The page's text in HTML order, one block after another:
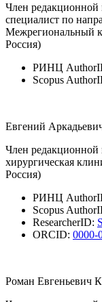
Член редакционной
специалист по
Межрегиональный
Россия)
РИНЦ
Scopus
Евгений
Член редакционной
хирургическая
Россия)
РИНЦ
Scopus
ResearcherID:
ORCID: 0000-
Роман Евгеньевич